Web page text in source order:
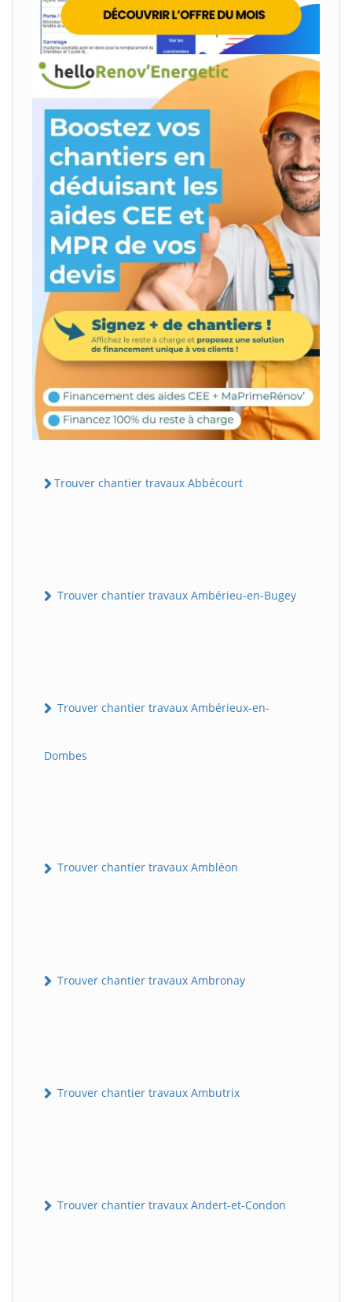
Trouver chantier travaux Abbécourt
Trouver chantier travaux Ambérieu-en-Bugey
Trouver chantier travaux Ambérieux-en-
Dombes
Trouver chantier travaux Ambléon
Trouver chantier travaux Ambronay
Trouver chantier travaux Ambutrix
Trouver chantier travaux Andert-et-Condon